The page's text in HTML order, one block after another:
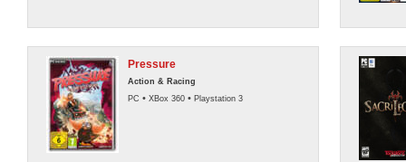
Pressure
Action & Racing
PC • XBox 360 • Playstation 3